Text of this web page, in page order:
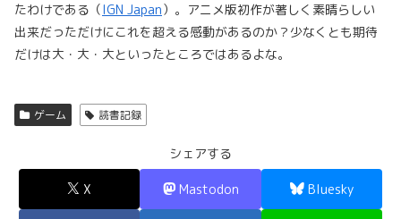
たわけである（IGN Japan）。アニメ版初作が著しく素晴らしい
出来だっただけにこれを超える感動があるのか？少なくとも期待
だけは大・大・大といったところではあるよな。
ゲーム 読書記録
シェアする
X Mastodon Bluesky